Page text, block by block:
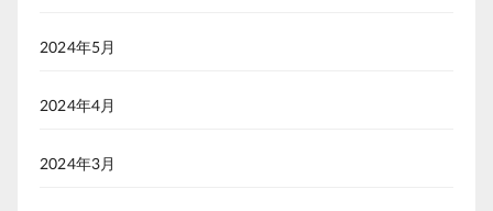
2024年5月
2024年4月
2024年3月